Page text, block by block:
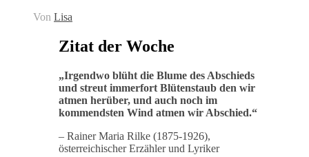
Von Lisa
Zitat der Woche
„Irgendwo blüht die Blume des Abschieds
und streut immerfort Blütenstaub den wir
atmen herüber, und auch noch im
kommendsten Wind atmen wir Abschied.“
– Rainer Maria Rilke (1875-1926),
österreichischer Erzähler und Lyriker